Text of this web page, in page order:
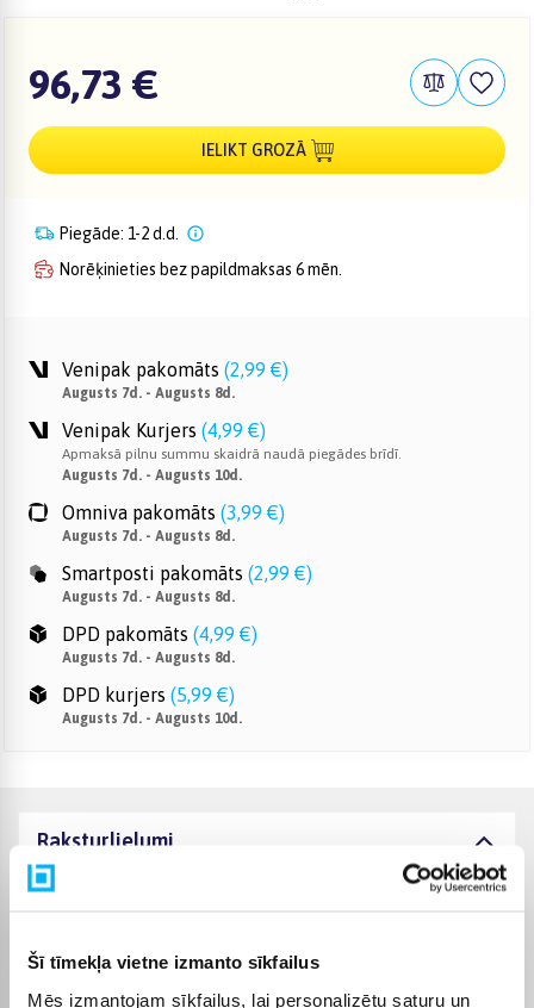
Šī tīmekļa vietne izmanto sīkfailus
Mēs izmantojam sīkfailus, lai personalizētu saturu un
96,73 €
IELIKT GROZĀ
Piegāde: 1-2 d.d.
Norēķinieties bez papildmaksas 6 mēn.
Venipak pakomāts (2,99 €)
Augusts 7d. - Augusts 8d.
Venipak Kurjers (4,99 €)
Apmaksā pilnu summu skaidrā naudā piegādes brīdī.
Augusts 7d. - Augusts 10d.
Omniva pakomāts (3,99 €)
Augusts 7d. - Augusts 8d.
Smartposti pakomāts (2,99 €)
Augusts 7d. - Augusts 8d.
DPD pakomāts (4,99 €)
Augusts 7d. - Augusts 8d.
DPD kurjers (5,99 €)
Augusts 7d. - Augusts 10d.
Raksturlielumi
Rotaļlieta ir sertificēta un
rotaļlietu prasībām. CE